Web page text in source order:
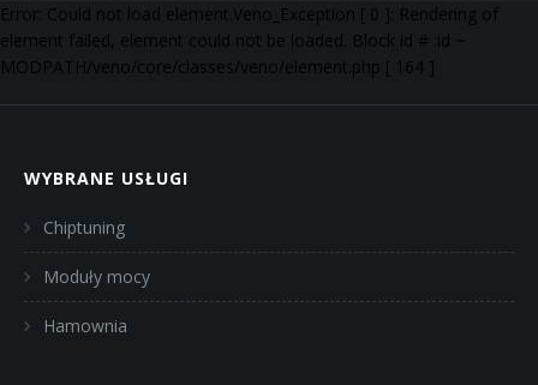
Error: Could not load element.Veno_Exception [ 0 ]: Rendering of
element failed, element could not be loaded. Block id # :id ~
MODPATH/veno/core/classes/veno/element.php [ 164 ]
WYBRANE USŁUGI
Chiptuning
Moduły mocy
Hamownia